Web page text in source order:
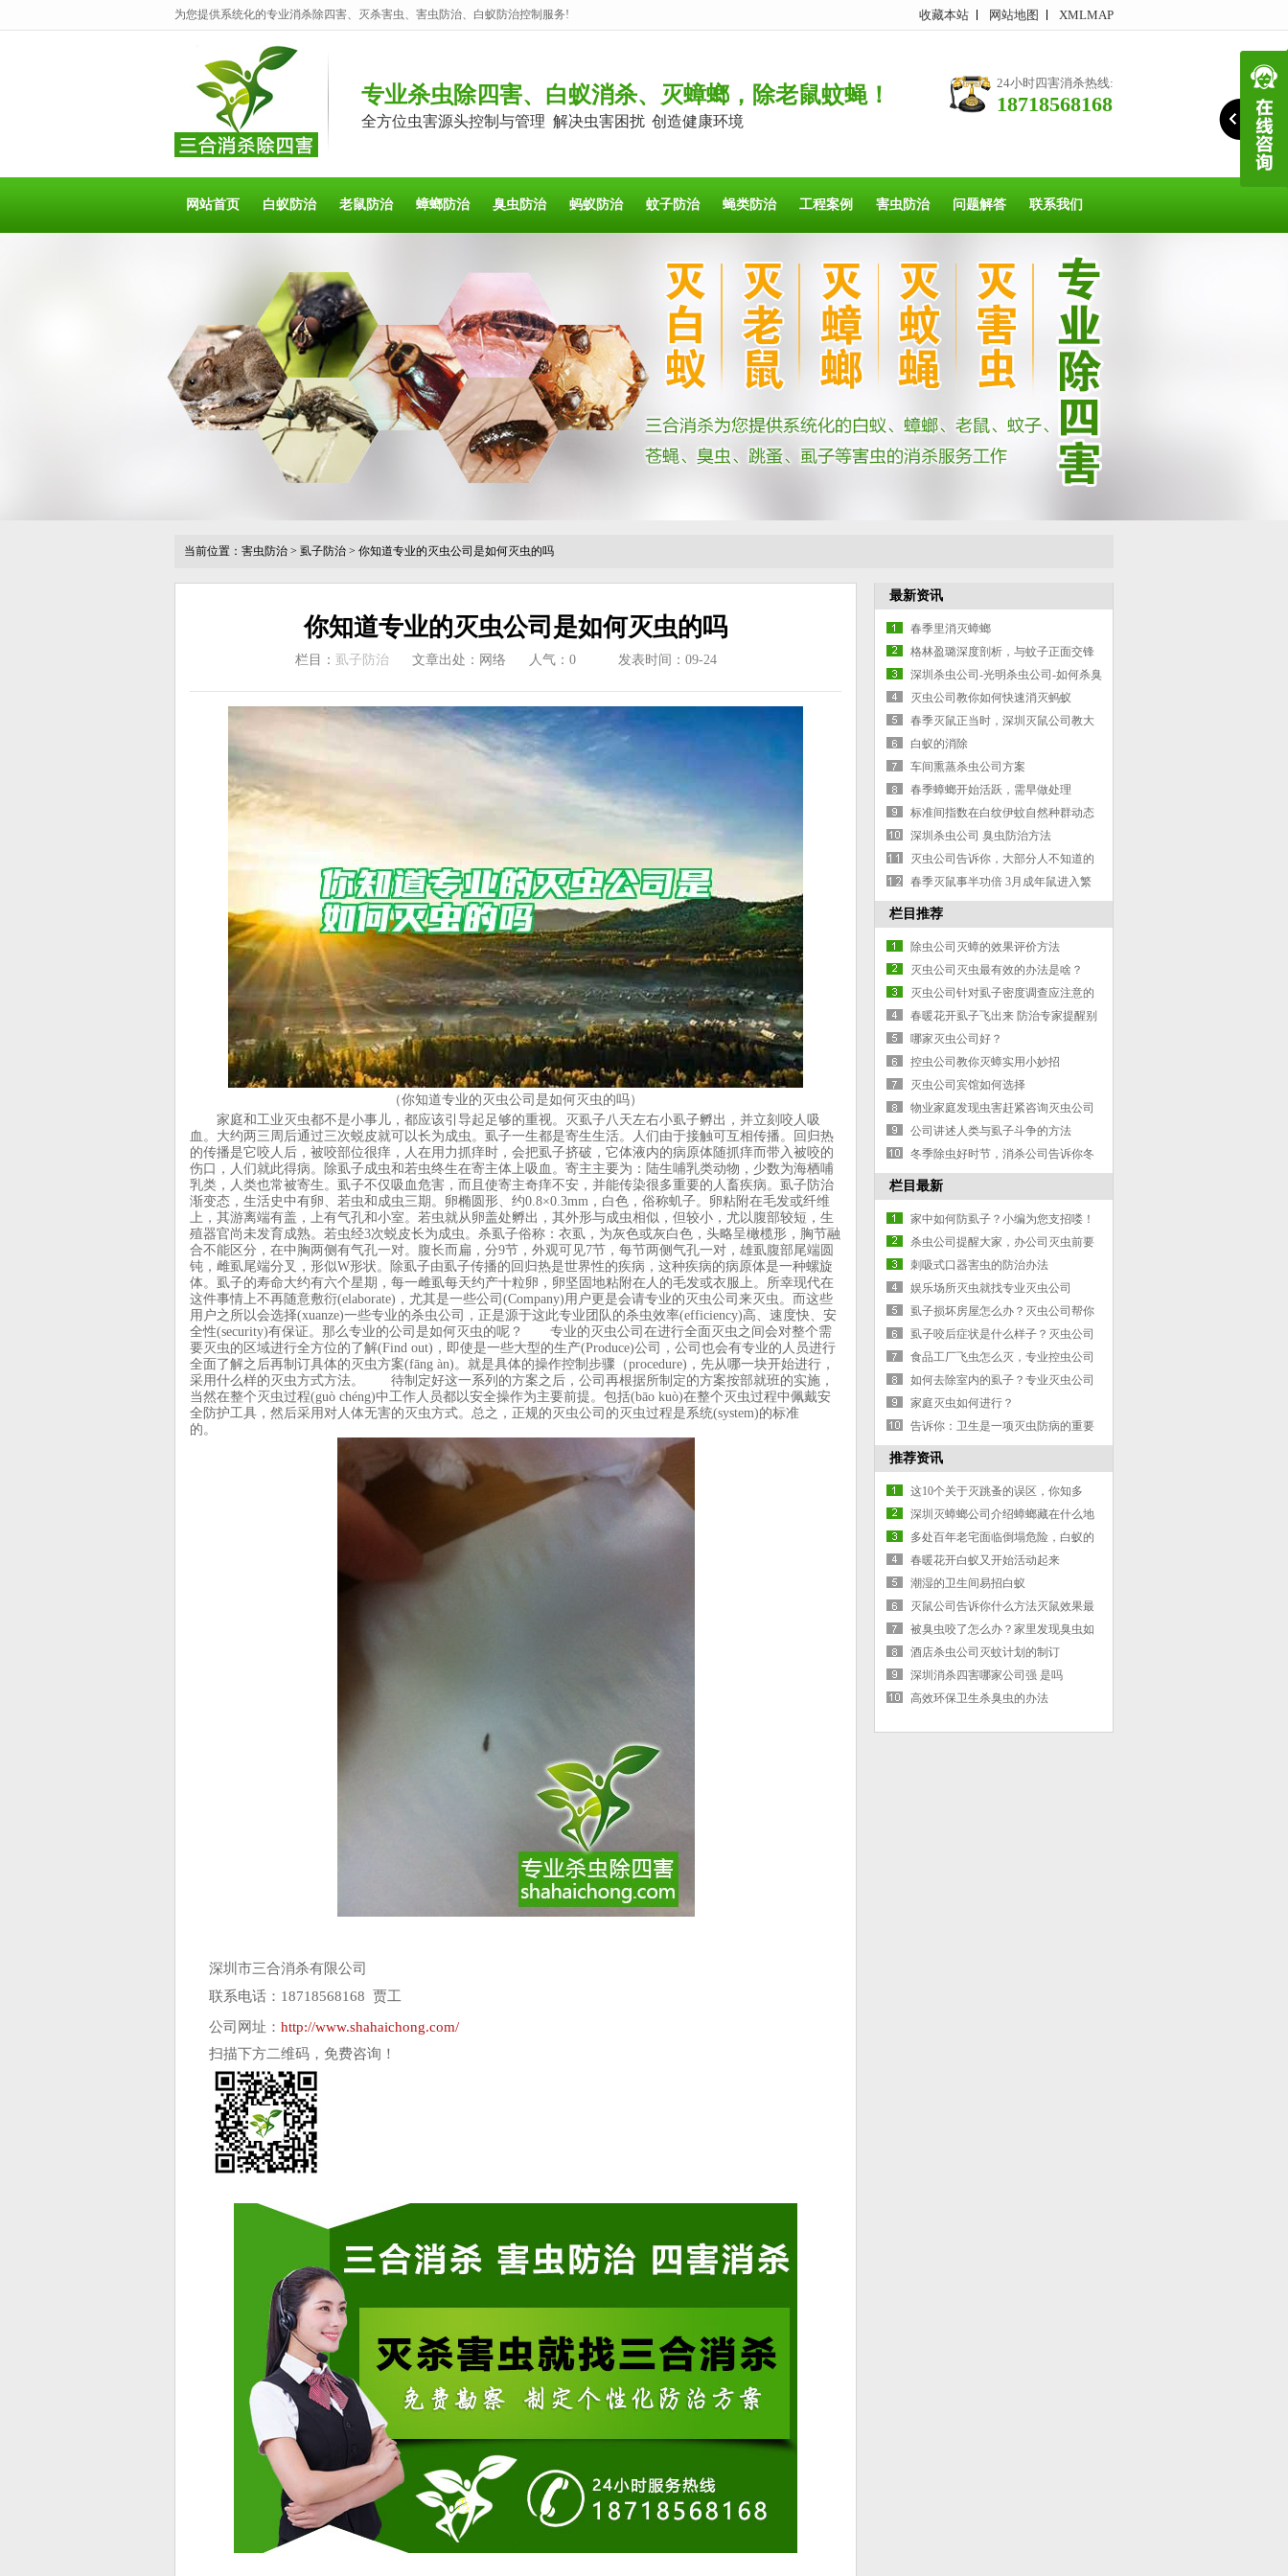
为您提供系统化的专业消杀除四害、灭杀害虫、害虫防治、白蚁防治控制服务! 收藏本站 网站地图 XMLMAP
专业杀虫除四害、白蚁消杀、灭蟑螂，除老鼠蚊蝇！
全方位虫害源头控制与管理 解决虫害困扰 创造健康环境
24小时四害消杀热线:
18718568168
网站首页 白蚁防治 老鼠防治 蟑螂防治 臭虫防治 蚂蚁防治 蚊子防治 蝇类防治 工程案例 害虫防治 问题解答 联系我们
当前位置： 害虫防治 > 虱子防治 > 你知道专业的灭虫公司是如何灭虫的吗
你知道专业的灭虫公司是如何灭虫的吗
栏目： 虱子防治 文章出处：网络 人气： 0 发表时间：09-24
（你知道专业的灭虫公司是如何灭虫的吗）
家庭和工业灭虫都不是小事儿，都应该引导起足够的重视。灭虱子八天左右小虱子孵出，并立刻咬人吸
血。大约两三周后通过三次蜕皮就可以长为成虫。虱子一生都是寄生生活。人们由于接触可互相传播。回归热
的传播是它咬人后，被咬部位很痒，人在用力抓痒时，会把虱子挤破，它体液内的病原体随抓痒而带入被咬的
伤口，人们就此得病。除虱子成虫和若虫终生在寄主体上吸血。寄主主要为：陆生哺乳类动物，少数为海栖哺
乳类，人类也常被寄生。虱子不仅吸血危害，而且使寄主奇痒不安，并能传染很多重要的人畜疾病。虱子防治
渐变态，生活史中有卵、若虫和成虫三期。卵椭圆形、约0.8×0.3mm，白色，俗称虮子。卵粘附在毛发或纤维
上，其游离端有盖，上有气孔和小室。若虫就从卵盖处孵出，其外形与成虫相似，但较小，尤以腹部较短，生
殖器官尚未发育成熟。若虫经3次蜕皮长为成虫。杀虱子俗称：衣虱，为灰色或灰白色，头略呈橄榄形，胸节融
合不能区分，在中胸两侧有气孔一对。腹长而扁，分9节，外观可见7节，每节两侧气孔一对，雄虱腹部尾端圆
钝，雌虱尾端分叉，形似W形状。除虱子由虱子传播的回归热是世界性的疾病，这种疾病的病原体是一种螺旋
体。虱子的寿命大约有六个星期，每一雌虱每天约产十粒卵，卵坚固地粘附在人的毛发或衣服上。所幸现代在
这件事情上不再随意敷衍(elaborate)，尤其是一些公司(Company)用户更是会请专业的灭虫公司来灭虫。而这些
用户之所以会选择(xuanze)一些专业的杀虫公司，正是源于这此专业团队的杀虫效率(efficiency)高、速度快、安
全性(security)有保证。那么专业的公司是如何灭虫的呢？ 专业的灭虫公司在进行全面灭虫之间会对整个需
要灭虫的区域进行全方位的了解(Find out)，即使是一些大型的生产(Produce)公司，公司也会有专业的人员进行
全面了解之后再制订具体的灭虫方案(fāng àn)。就是具体的操作控制步骤（procedure)，先从哪一块开始进行，
采用什么样的灭虫方式方法。 待制定好这一系列的方案之后，公司再根据所制定的方案按部就班的实施，
当然在整个灭虫过程(guò chéng)中工作人员都以安全操作为主要前提。包括(bāo kuò)在整个灭虫过程中佩戴安
全防护工具，然后采用对人体无害的灭虫方式。总之，正规的灭虫公司的灭虫过程是系统(system)的标准
的。
深圳市三合消杀有限公司
联系电话：18718568168 贾工
公司网址： http://www.shahaichong.com/
扫描下方二维码，免费咨询！
最新资讯
春季里消灭蟑螂
格林盈璐深度剖析，与蚊子正面交锋
灭蚊灯是否有效
深圳杀虫公司-光明杀虫公司-如何杀臭
虫-臭虫防治的方案
灭虫公司教你如何快速消灭蚂蚁
春季灭鼠正当时，深圳灭鼠公司教大
家如何灭鼠
白蚁的消除
车间熏蒸杀虫公司方案
春季蟑螂开始活跃，需早做处理
标准间指数在白纹伊蚊自然种群动态
深圳杀虫公司 臭虫防治方法
灭虫公司告诉你，大部分人不知道的
灭蚂蚁除蚂蚁防治蚂蚁小妙招
春季灭鼠事半功倍 3月成年鼠进入繁
殖期
栏目推荐
除虫公司灭蟑的效果评价方法
灭虫公司灭虫最有效的办法是啥？
灭虫公司针对虱子密度调查应注意的
特殊部位
春暖花开虱子飞出来 防治专家提醒别
擅用灭虫剂
哪家灭虫公司好？
控虫公司教你灭蟑实用小妙招
灭虫公司宾馆如何选择
物业家庭发现虫害赶紧咨询灭虫公司
公司讲述人类与虱子斗争的方法
冬季除虫好时节，消杀公司告诉你冬
季灭虫那些事
栏目最新
家中如何防虱子？小编为您支招喽！
杀虫公司提醒大家，办公司灭虫前要
做好准备工作
刺吸式口器害虫的防治办法
娱乐场所灭虫就找专业灭虫公司
虱子损坏房屋怎么办？灭虫公司帮你
搞定
虱子咬后症状是什么样子？灭虫公司
支招：教你辨别是否被虱子叮咬
食品工厂飞虫怎么灭，专业控虫公司
告诉你
如何去除室内的虱子？专业灭虫公司
告诉你
家庭灭虫如何进行？
告诉你：卫生是一项灭虫防病的重要
措施
推荐资讯
这10个关于灭跳蚤的误区，你知多
少？
深圳灭蟑螂公司介绍蟑螂藏在什么地
方-怎么样灭除蟑螂的方法
多处百年老宅面临倒塌危险，白蚁的
房子能不能住
春暖花开白蚁又开始活动起来
潮湿的卫生间易招白蚁
灭鼠公司告诉你什么方法灭鼠效果最
好
被臭虫咬了怎么办？家里发现臭虫如
何杀？
酒店杀虫公司灭蚊计划的制订
深圳消杀四害哪家公司强 是吗
高效环保卫生杀臭虫的办法